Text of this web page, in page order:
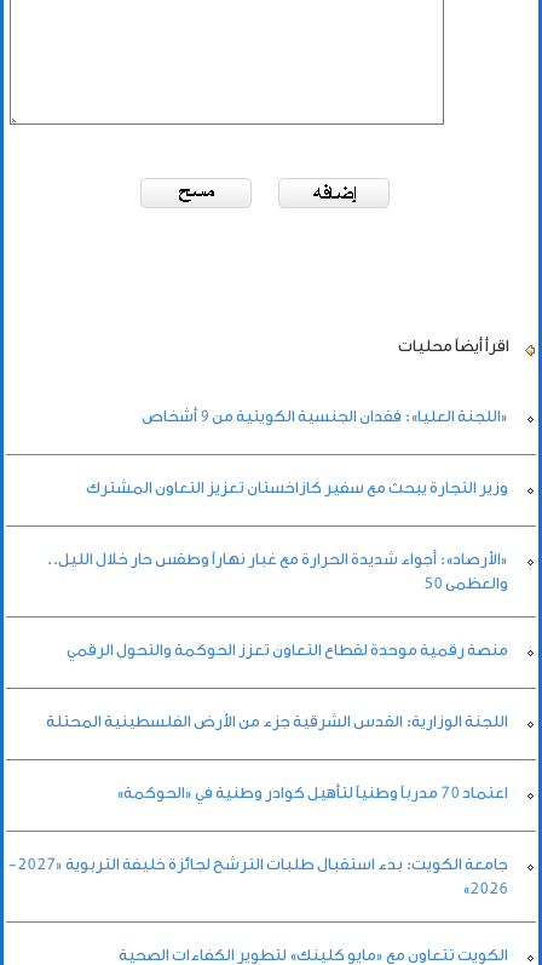
اقرأ أيضاً محليات
«اللجنة العليا»: فقدان الجنسية الكويتية من 9 أشخاص
وزير التجارة يبحث مع سفير كازاخستان تعزيز التعاون المشترك
«الأرصاد»: أجواء شديدة الحرارة مع غبار نهاراً وطقس حار خلال الليل..
والعظمى 50
منصة رقمية موحدة لقطاع التعاون تعزز الحوكمة والتحول الرقمي
اللجنة الوزارية: القدس الشرقية جزء من الأرض الفلسطينية المحتلة
اعتماد 70 مدرباً وطنياً لتأهيل كوادر وطنية في «الحوكمة»
جامعة الكويت: بدء استقبال طلبات الترشح لجائزة خليفة التربوية «2027-
2026»
الكويت تتعاون مع «مايو كلينك» لتطوير الكفاءات الصحية